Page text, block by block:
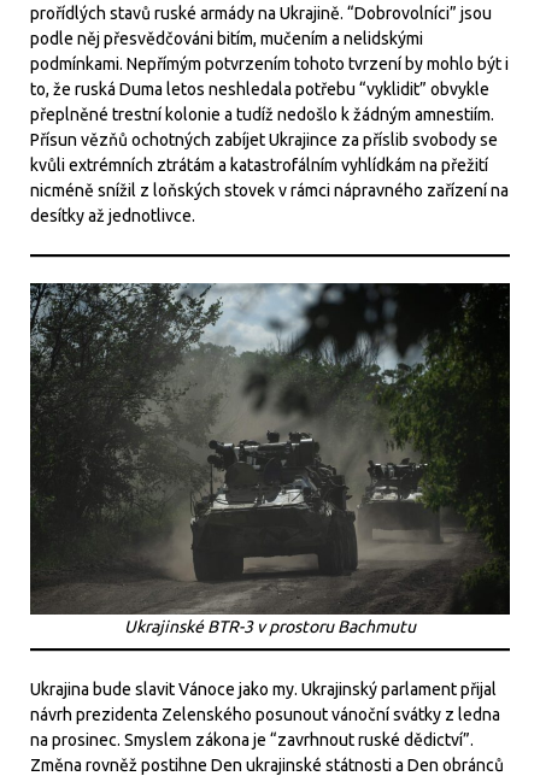
prořídlých stavů ruské armády na Ukrajině. “Dobrovolníci” jsou
podle něj přesvědčováni bitím, mučením a nelidskými
podmínkami. Nepřímým potvrzením tohoto tvrzení by mohlo být i
to, že ruská Duma letos neshledala potřebu “vyklidit” obvykle
přeplněné trestní kolonie a tudíž nedošlo k žádným amnestiím.
Přísun vězňů ochotných zabíjet Ukrajince za příslib svobody se
kvůli extrémních ztrátám a katastrofálním vyhlídkám na přežití
nicméně snížil z loňských stovek v rámci nápravného zařízení na
desítky až jednotlivce.
Ukrajinské BTR-3 v prostoru Bachmutu
Ukrajina bude slavit Vánoce jako my. Ukrajinský parlament přijal
návrh prezidenta Zelenského posunout vánoční svátky z ledna
na prosinec. Smyslem zákona je “zavrhnout ruské dědictví”.
Změna rovněž postihne Den ukrajinské státnosti a Den obránců